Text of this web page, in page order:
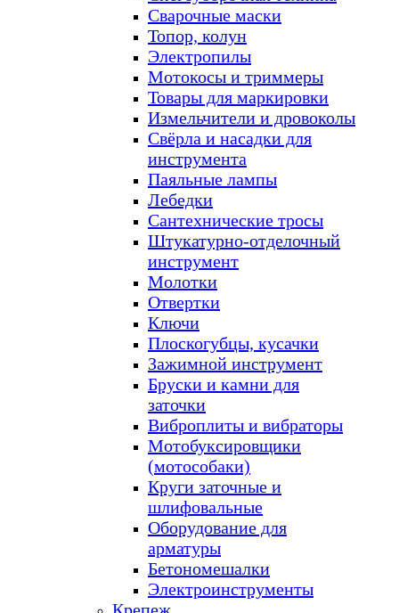
Сварочные маски
Топор, колун
Электропилы
Мотокосы и триммеры
Товары для маркировки
Измельчители и дровоколы
Свёрла и насадки для
инструмента
Паяльные лампы
Лебедки
Сантехнические тросы
Штукатурно-отделочный
инструмент
Молотки
Отвертки
Ключи
Плоскогубцы, кусачки
Зажимной инструмент
Бруски и камни для
заточки
Виброплиты и вибраторы
Мотобуксировщики
(мотособаки)
Круги заточные и
шлифовальные
Оборудование для
арматуры
Бетономешалки
Электроинструменты